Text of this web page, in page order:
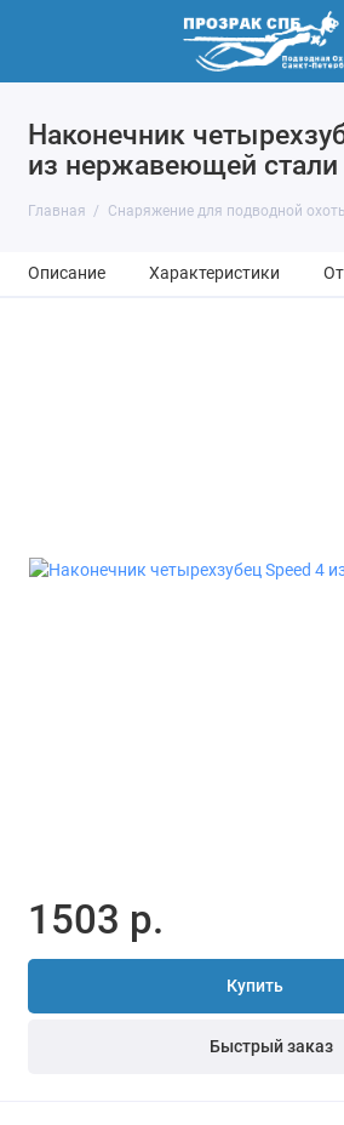
Наконечник
из нержавеющей стали
Главная Снаряжение для подводной
Описание Характеристики
1503 р.
Купить
Быстрый заказ